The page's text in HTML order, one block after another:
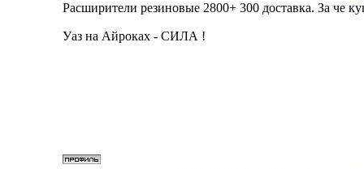
Расширители резиновые 2800+ 300 доставка. За че
Уаз на Айроках - СИЛА !